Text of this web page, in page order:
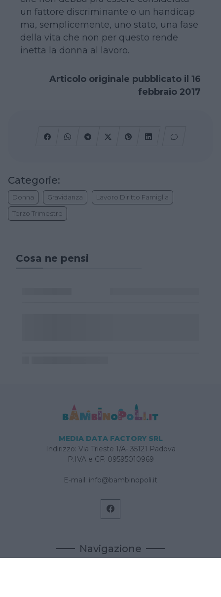
un fattore discriminante o un handicap
ma, semplicemente, uno stato, una fase
della vita che non per questo rende
inetta la donna al lavoro.
Articolo originale pubblicato il 16
febbraio 2017
Categorie:
Donna Gravidanza Lavoro Diritto Famiglia
Terzo Trimestre
Cosa ne pensi
MEDIA DATA FACTORY SRL
Indirizzo: Via Trieste 1/A- 35121 Padova
P.IVA e CF: 09595010969
E-mail: info@bambinopoli.it
Navigazione